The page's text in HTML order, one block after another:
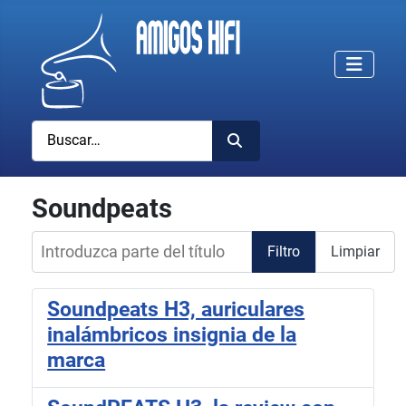
Buscar
Soundpeats
Introduzca parte del título
Filtro Limpiar
Soundpeats H3, auriculares
inalámbricos insignia de la
marca